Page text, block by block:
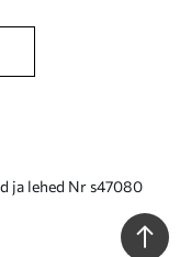
ja lehed Nr s47080